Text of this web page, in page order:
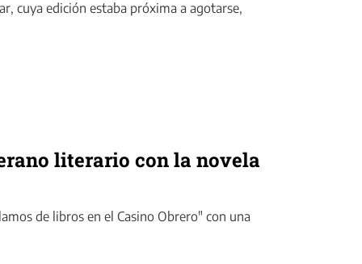
cuya edición estaba próxima a agotarse,
literario con la novela
de libros en el Casino Obrero" con una